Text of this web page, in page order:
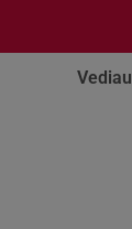
Vediau